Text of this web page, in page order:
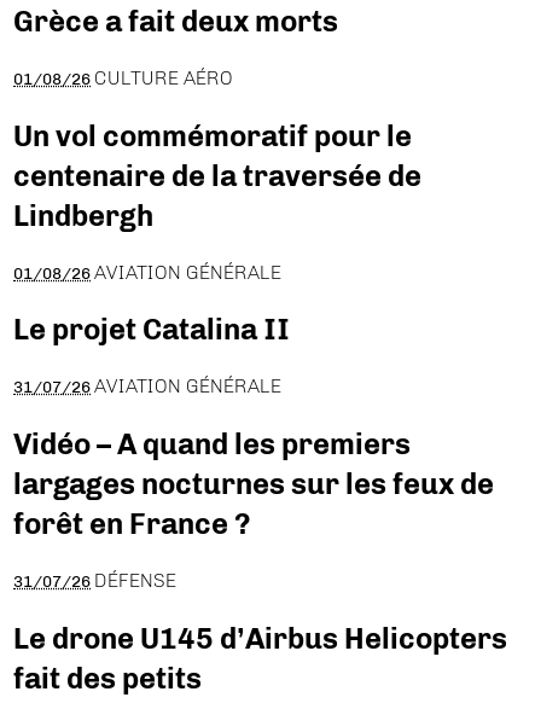
Grèce a fait deux morts
01/08/26 CULTURE AÉRO
Un vol commémoratif pour le
centenaire de la traversée de
Lindbergh
01/08/26 AVIATION GÉNÉRALE
Le projet Catalina II
31/07/26 AVIATION GÉNÉRALE
Vidéo – A quand les premiers
largages nocturnes sur les feux de
forêt en France ?
31/07/26 DÉFENSE
Le drone U145 d’Airbus Helicopters
fait des petits